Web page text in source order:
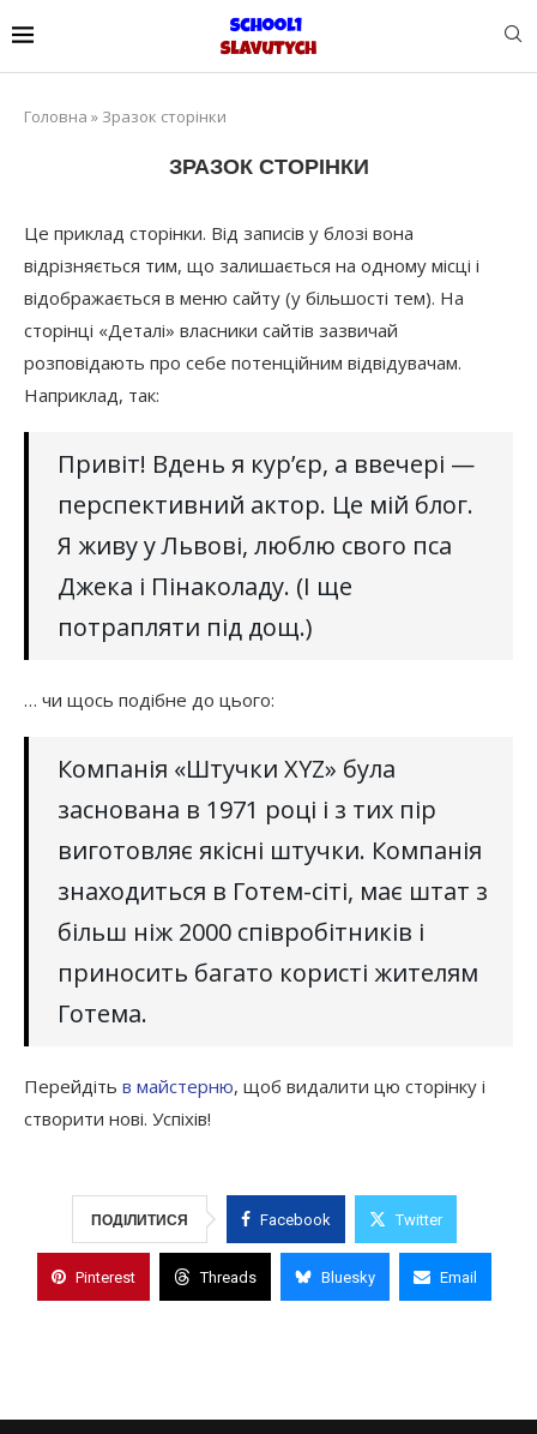
Головна » Зразок сторінки
ЗРАЗОК СТОРІНКИ
Це приклад сторінки. Від записів у блозі вона
відрізняється тим, що залишається на одному місці і
відображається в меню сайту (у більшості тем). На
сторінці «Деталі» власники сайтів зазвичай
розповідають про себе потенційним відвідувачам.
Наприклад, так:
Привіт! Вдень я кур’єр, а ввечері —
перспективний актор. Це мій блог.
Я живу у Львові, люблю свого пса
Джека і Пінаколаду. (І ще
потрапляти під дощ.)
… чи щось подібне до цього:
Компанія «Штучки XYZ» була
заснована в 1971 році і з тих пір
виготовляє якісні штучки. Компанія
знаходиться в Готем-сіті, має штат з
більш ніж 2000 співробітників і
приносить багато користі жителям
Готема.
Перейдіть в майстерню, щоб видалити цю сторінку і
створити нові. Успіхів!
ПОДІЛИТИСЯ Facebook Twitter
Pinterest Threads Bluesky Email